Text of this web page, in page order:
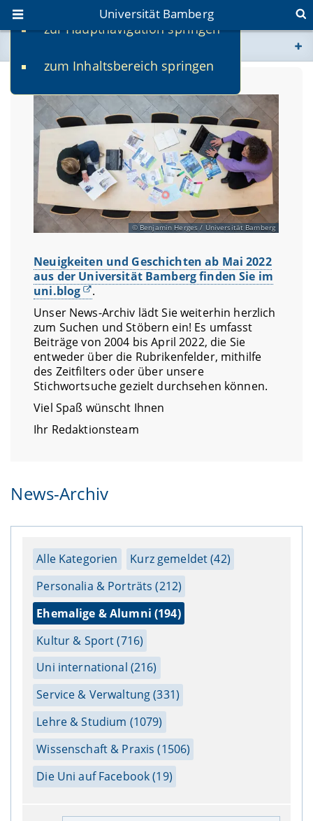
zur Hauptnavigation springen
zum Inhaltsbereich springen
Universität Bamberg
www.uni-bamberg.de
univis.uni-bamberg.de
fis.uni-bamberg.de
Benjamin Herges / Universität Bamberg
Neuigkeiten und Geschichten ab Mai 2022
aus der Universität Bamberg finden Sie im
uni.blog
.
Unser News-Archiv lädt Sie weiterhin herzlich
zum Suchen und Stöbern ein! Es umfasst
Beiträge von 2004 bis April 2022, die Sie
entweder über die Rubrikenfelder, mithilfe
des Zeitfilters oder über unsere
Stichwortsuche gezielt durchsehen können.
Viel Spaß wünscht Ihnen
Ihr Redaktionsteam
News-Archiv
Alle Kategorien
Kurz gemeldet (42)
Personalia & Porträts (212)
Ehemalige & Alumni (194)
Kultur & Sport (716)
Uni international (216)
Service & Verwaltung (331)
Lehre & Studium (1079)
Wissenschaft & Praxis (1506)
Die Uni auf Facebook (19)